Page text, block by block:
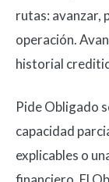
rutas: avanzar,
operación.
historial
Pide Obligado
capacidad
explicables o